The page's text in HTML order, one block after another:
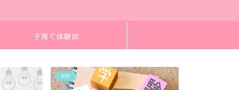
子育て体験談
教育